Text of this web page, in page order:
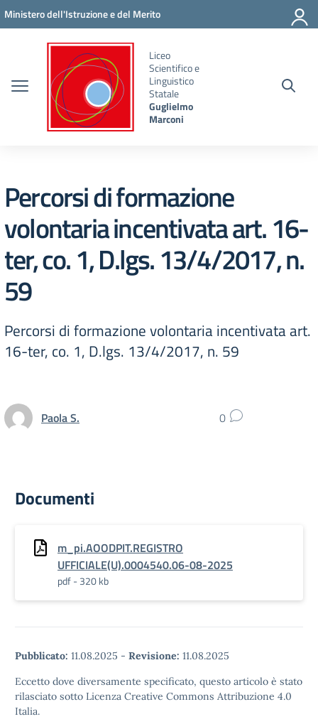
Vai ai contenuti
Vai al menu di navigazione
Vai al footer
Ministero dell'Istruzione e del Merito
Liceo
Scientifico e
Linguistico
Statale
Guglielmo
Marconi
Percorsi di formazione
volontaria incentivata art. 16-
ter, co. 1, D.lgs. 13/4/2017, n.
59
Percorsi di formazione volontaria incentivata art.
16-ter, co. 1, D.lgs. 13/4/2017, n. 59
Paola S. 0
Documenti
m_pi.AOODPIT.REGISTRO
UFFICIALE(U).0004540.06-08-2025
pdf - 320 kb
Pubblicato: 11.08.2025 - Revisione: 11.08.2025
Eccetto dove diversamente specificato, questo articolo è stato
rilasciato sotto Licenza Creative Commons Attribuzione 4.0
Italia.